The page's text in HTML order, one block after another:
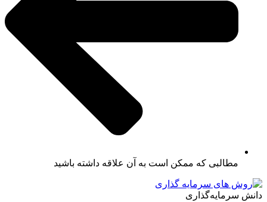
مطالبی که ممکن است به آن علاقه داشته باشید
دانش سرمایه‌گذاری